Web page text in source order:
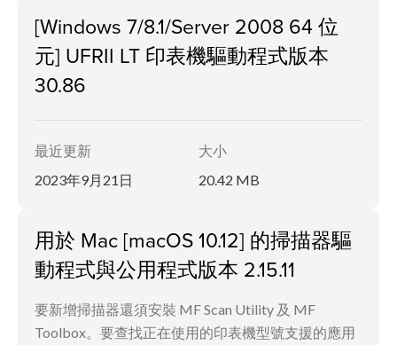
[Windows 7/8.1/Server 2008 64 位
元] UFRII LT 印表機驅動程式版本
30.86
最近更新
2023年9月21日
大小
20.42 MB
用於 Mac [macOS 10.12] 的掃描器驅
動程式與公用程式版本 2.15.11
要新增掃描器還須安裝 MF Scan Utility 及 MF
Toolbox。要查找正在使用的印表機型號支援的應用